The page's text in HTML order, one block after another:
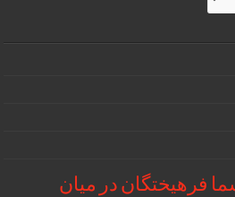
فرهیختگان در میان